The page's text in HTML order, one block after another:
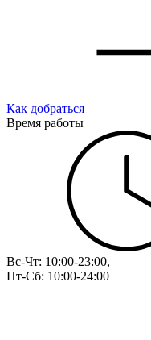
Как добраться
Время работы
Вс-Чт: 10:00-23:00,
Пт-Сб: 10:00-24:00